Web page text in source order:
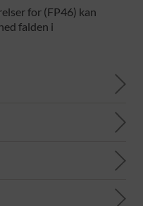
for (FP46) kan
falden i